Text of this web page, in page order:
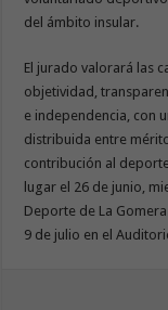
del ámbito insular.
El jurado valorará las
objetividad,
e independencia, con
distribuida entre
contribución al
lugar el 26 de junio,
Deporte de La
9 de julio en el